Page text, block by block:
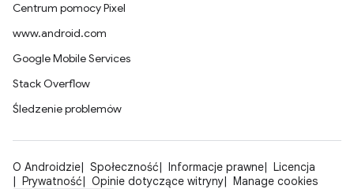
Centrum pomocy Pixel
www.android.com
Google Mobile Services
Stack Overflow
Śledzenie problemów
O Androidzie Społeczność Informacje prawne
Licencja
Prywatność
Opinie dotyczące witryny Manage cookies